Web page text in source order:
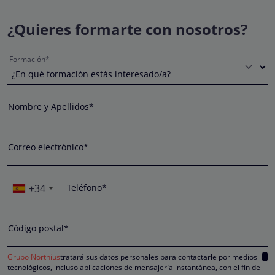
¿Quieres formarte con nosotros?
Formación*
Nombre y Apellidos*
Correo electrónico*
+34 Teléfono*
Código postal*
Grupo Northiustratará sus datos personales para contactarle por medios
tecnológicos, incluso aplicaciones de mensajería instantánea, con el fin de